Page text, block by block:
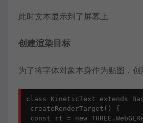
此时文本显示到了屏幕上
创建渲染目标
为了将字体对象本身作为贴图，
class KineticText extends
createRenderTarget() {
const rt = new